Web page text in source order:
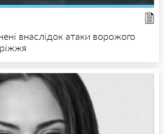
внаслідок атаки ворожого